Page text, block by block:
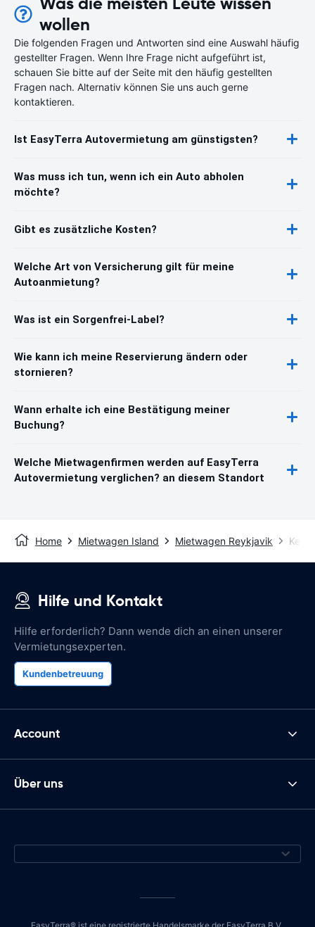
wollen
Die folgenden Fragen und Antworten sind eine Auswahl häufig
gestellter Fragen. Wenn Ihre Frage nicht aufgeführt ist,
schauen Sie bitte auf der Seite mit den häufig gestellten
Fragen nach. Alternativ können Sie uns auch gerne
kontaktieren.
Ist EasyTerra Autovermietung am günstigsten?
Was muss ich tun, wenn ich ein Auto abholen
möchte?
Gibt es zusätzliche Kosten?
Welche Art von Versicherung gilt für meine
Autoanmietung?
Was ist ein Sorgenfrei-Label?
Wie kann ich meine Reservierung ändern oder
stornieren?
Wann erhalte ich eine Bestätigung meiner
Buchung?
Welche Mietwagenfirmen werden auf EasyTerra
Autovermietung verglichen? an diesem Standort
Home Mietwagen Island Mietwagen Reykjavik
Hilfe und Kontakt
Hilfe erforderlich? Dann wende dich an einen unserer
Vermietungsexperten.
Kundenbetreuung
Account
Über uns